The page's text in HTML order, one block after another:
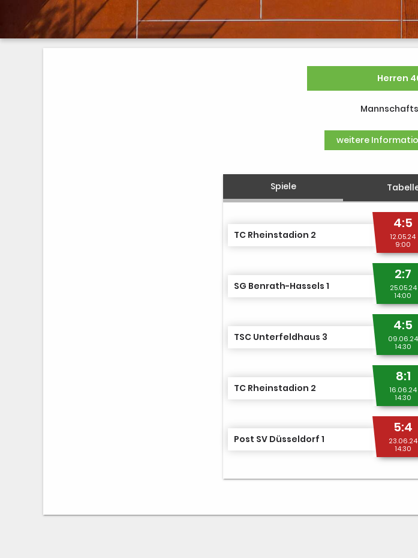
Herren
weitere
Spiele
TC Rheinstadion 2
4:5
12.05.24
9:00
SG Benrath-Hassels 1
2:7
25.05.24
14:00
TSC Unterfeldhaus 3
4:5
09.06.24
14:30
TC Rheinstadion 2
8:1
16.06.24
14:30
Post SV Düsseldorf 1
5:4
23.06.24
14:30